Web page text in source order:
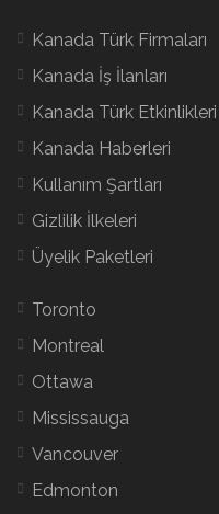
Kanada Türk Firmaları
Kanada İş İlanları
Kanada Türk Etkinlikleri
Kanada Haberleri
Kullanım Şartları
Gizlilik İlkeleri
Üyelik Paketleri
Toronto
Montreal
Ottawa
Mississauga
Vancouver
Edmonton